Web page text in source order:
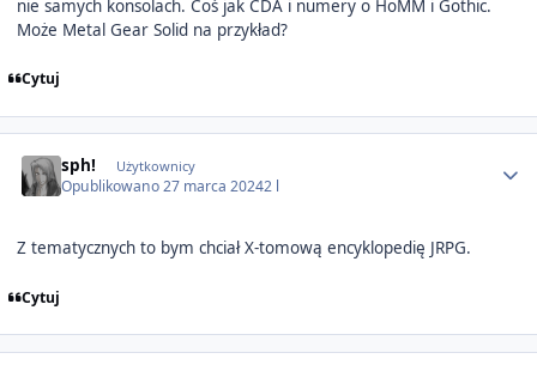
nie samych konsolach. Coś jak CDA i numery o HoMM i Gothic.
Może Metal Gear Solid na przykład?
Cytuj
sph! Użytkownicy
Opublikowano27 marca 20242 l
Z tematycznych to bym chciał X-tomową encyklopedię JRPG.
Cytuj